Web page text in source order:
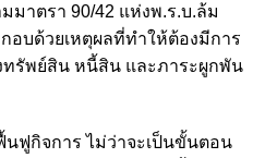
มาตรา 90/42 แห่งพ.ร.บ.ล้ม
อบด้วยเหตุผลที่ทำให้ต้องมีการ
ทรัพย์สิน หนี้สิน และภาระผูกพัน
ฟูกิจการ ไม่ว่าจะเป็นขั้นตอน